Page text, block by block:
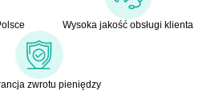
Wysoka jakość obsługi klienta
zwrotu pieniędzy